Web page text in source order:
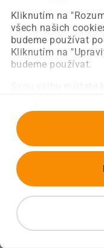
Kliknutím na
všech našich
budeme používat
Kliknutím na
budeme používat.
Obnovit